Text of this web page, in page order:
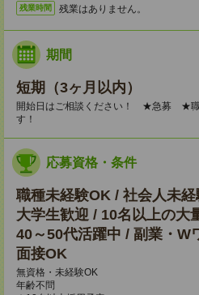
残業時間 残業はありません。
期間
短期（3ヶ月以内）
開始日はご相談ください！ ★急募 ★職
す！
応募資格・条件
職種未経験OK / 社会人未
大学生歓迎 / 10名以上の大
40～50代活躍中 / 副業・W
面接OK
無資格・未経験OK
年齢不問